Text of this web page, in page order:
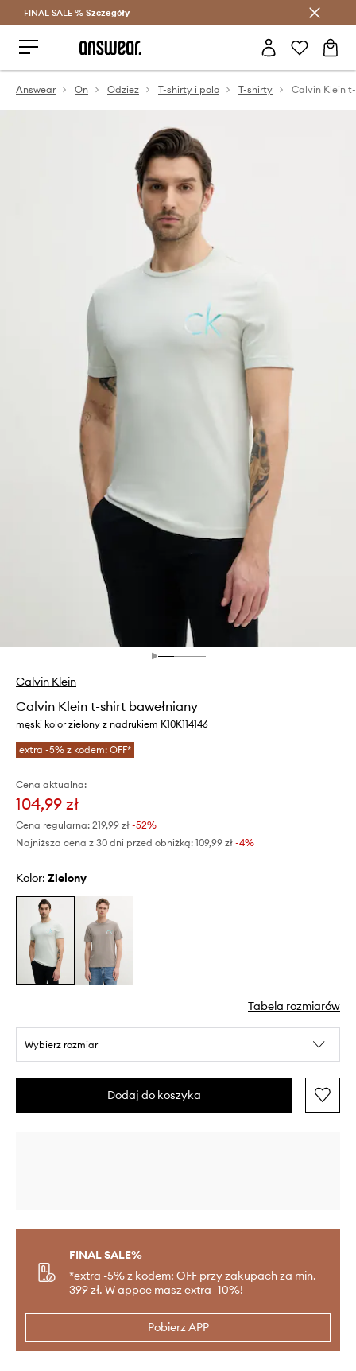
Oszczędzaj z Answear Club >
FINAL SALE % Szczegóły
Answear On Odzież T-shirty i polo T-shirty Calvin Klein
Calvin Klein
Calvin Klein t-shirt bawełniany
męski kolor zielony z nadrukiem K10K114146
extra -5% z kodem: OFF*
Cena aktualna:
104,99 zł
Cena regularna: 219,99 zł -52%
Najniższa cena z 30 dni przed obniżką: 109,99 zł -4%
Kolor: zielony
Tabela rozmiarów
Wybierz rozmiar
Dodaj do koszyka
FINAL SALE%
*extra -5% z kodem: OFF przy zakupach za min.
399 zł. W appce masz extra -10%!
Pobierz APP